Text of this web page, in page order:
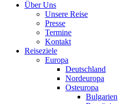
Über Uns
Unsere Reise
Presse
Termine
Kontakt
Reiseziele
Europa
Deutschland
Nordeuropa
Osteuropa
Bulgarien